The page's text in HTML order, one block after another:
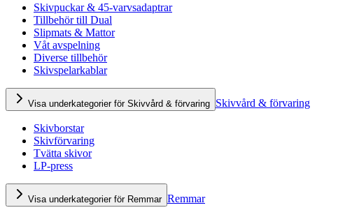
Skivpuckar & 45-varvsadaptrar
Tillbehör till Dual
Slipmats & Mattor
Våt avspelning
Diverse tillbehör
Skivspelarkablar
Visa underkategorier för Skivvård & förvaring Skivvård & förvaring
Skivborstar
Skivförvaring
Tvätta skivor
LP-press
Visa underkategorier för Remmar Remmar